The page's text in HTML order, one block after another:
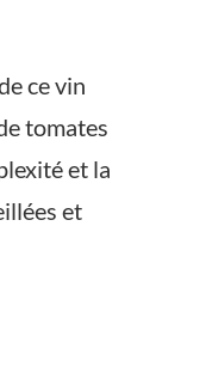
ce vin
tomates
et la
et